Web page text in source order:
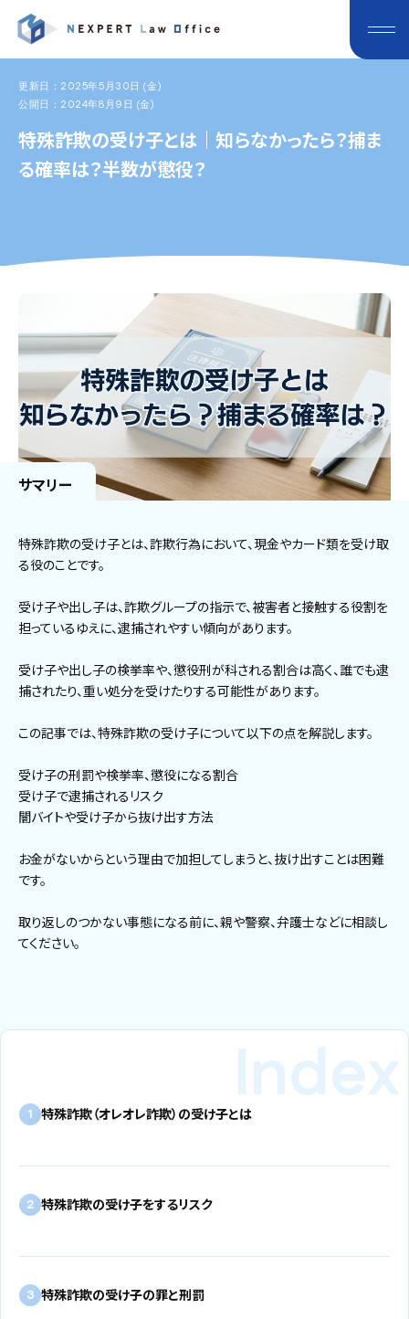
更新日：2025年5月30日 (金)
公開日：2024年8月9日 (金)
特殊詐欺の受け子とは｜知らなかったら？捕ま
る確率は？半数が懲役？
サマリー
特殊詐欺の受け子とは、詐欺行為において、現金やカード類を受け取
る役のことです。
受け子や出し子は、詐欺グループの指示で、被害者と接触する役割を
担っているゆえに、逮捕されやすい傾向があります。
受け子や出し子の検挙率や、懲役刑が科される割合は高く、誰でも逮
捕されたり、重い処分を受けたりする可能性があります。
この記事では、特殊詐欺の受け子について以下の点を解説します。
受け子の刑罰や検挙率、懲役になる割合
受け子で逮捕されるリスク
闇バイトや受け子から抜け出す方法
お金がないからという理由で加担してしまうと、抜け出すことは困難
です。
取り返しのつかない事態になる前に、親や警察、弁護士などに相談し
てください。
1 特殊詐欺（オレオレ詐欺）の受け子とは
2 特殊詐欺の受け子をするリスク
3 特殊詐欺の受け子の罪と刑罰